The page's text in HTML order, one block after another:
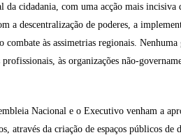
cidadania, com uma acção mais incisiva
descentralização de poderes, a
às assimetrias regionais. Nenhuma
às organizações não-
Nacional e o Executivo venham a
através da criação de espaços públicos